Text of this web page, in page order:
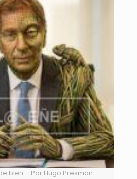
bien – Por Hugo Presman